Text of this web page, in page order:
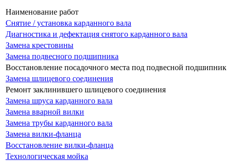
Наименование работ
Снятие / установка карданного вала
Диагностика и дефектация снятого карданного вала
Замена крестовины
Замена подвесного подшипника
Восстановление посадочного места под подвесной подшипник
Замена шлицевого соединения
Ремонт заклинившего шлицевого соединения
Замена шруса карданного вала
Замена вварной вилки
Замена трубы карданного вала
Замена вилки-фланца
Восстановление вилки-фланца
Технологическая мойка